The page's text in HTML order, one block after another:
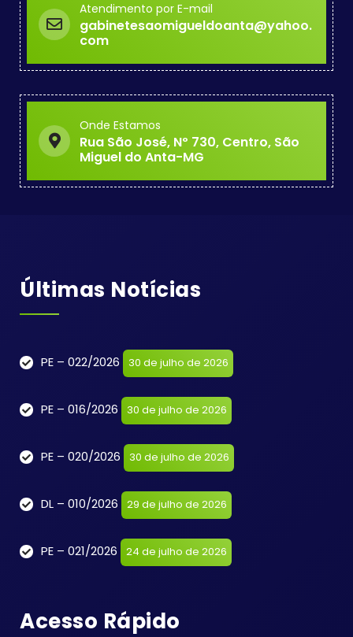
Atendimento por E-mail
gabinetesaomigueldoanta@yahoo.
com
Onde Estamos
Rua São José, Nº 730, Centro, São
Miguel do Anta-MG
Últimas Notícias
PE – 022/2026 30 de julho de 2026
PE – 016/2026 30 de julho de 2026
PE – 020/2026 30 de julho de 2026
DL – 010/2026 29 de julho de 2026
PE – 021/2026 24 de julho de 2026
Acesso Rápido